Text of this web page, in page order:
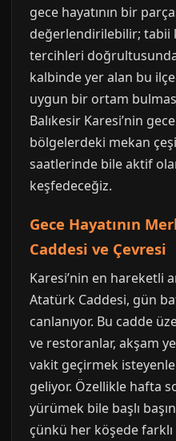
gece hayatının bir
değerlendirilebilir; tabii
tercihleri
kalbinde yer alan bu
uygun bir ortam
Balıkesir Karesi’nin
bölgelerdeki mekan
saatlerinde bile aktif
keşfedeceğiz.
Gece Hayatının
Caddesi ve Çevresi
Karesi’nin en hareketli
Atatürk Caddesi, gün
canlanıyor. Bu cadde
ve restoranlar, akşam
vakit geçirmek
geliyor. Özellikle hafta
yürümek bile başlı
çünkü her köşede